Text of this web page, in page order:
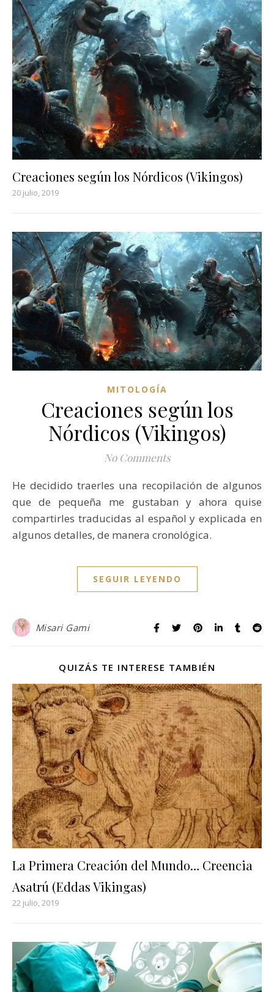
Creaciones según los Nórdicos (Vikingos)
20 julio, 2019
MITOLOGÍA
Creaciones según los
Nórdicos (Vikingos)
No Comments
He decidido traerles una recopilación de algunos
que de pequeña me gustaban y ahora quise
compartirles traducidas al español y explicada en
algunos detalles, de manera cronológica.
SEGUIR LEYENDO
Misari Gami
QUIZÁS TE INTERESE TAMBIÉN
La Primera Creación del Mundo… Creencia
Asatrú (Eddas Vikingas)
22 julio, 2019